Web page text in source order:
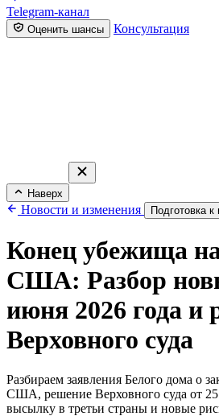
Telegram-канал
Оценить шансы Консультация
Наверх
Новости и изменения Подготовка
Конец убежища
США: Разбор
июня 2026 года и
Верховного суда
Разбираем заявления Белого дома о
США, решение Верховного суда от
высылку в третьи страны и новые